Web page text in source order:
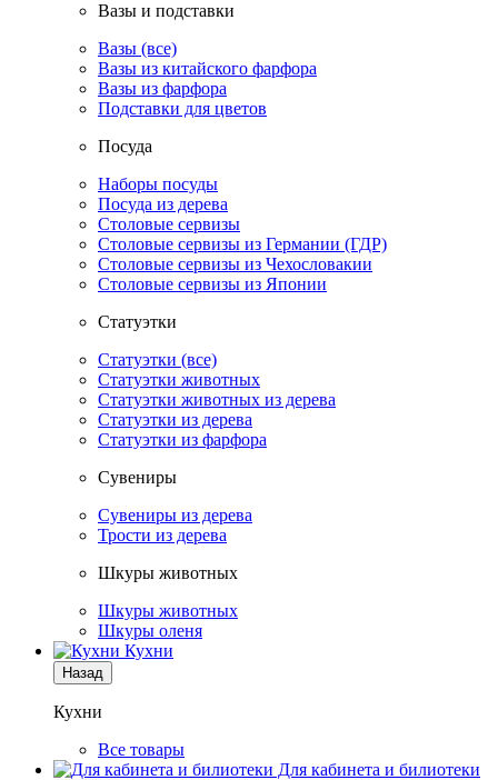
Вазы и подставки
Вазы (все)
Вазы из китайского фарфора
Вазы из фарфора
Подставки для цветов
Посуда
Наборы посуды
Посуда из дерева
Столовые сервизы
Столовые сервизы из Германии (ГДР)
Столовые сервизы из Чехословакии
Столовые сервизы из Японии
Статуэтки
Статуэтки (все)
Статуэтки животных
Статуэтки животных из дерева
Статуэтки из дерева
Статуэтки из фарфора
Сувениры
Сувениры из дерева
Трости из дерева
Шкуры животных
Шкуры животных
Шкуры оленя
Кухни
Назад
Кухни
Все товары
Для кабинета и билиотеки